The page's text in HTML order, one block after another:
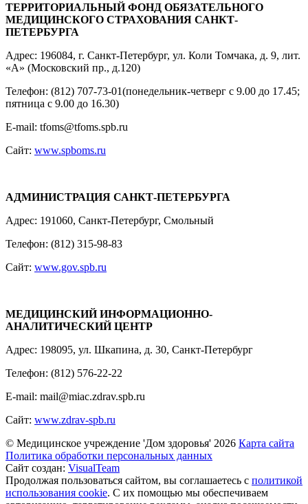
ТЕРРИТОРИАЛЬНЫЙ ФОНД ОБЯЗАТЕЛЬНОГО
МЕДИЦИНСКОГО СТРАХОВАНИЯ САНКТ-
ПЕТЕРБУРГА
Адрес: 196084, г. Санкт-Петербург, ул. Коли Томчака, д. 9, лит.
«А» (Московский пр., д.120)
Телефон: (812) 707-73-01(понедельник-четверг с 9.00 до 17.45;
пятница с 9.00 до 16.30)
E-mail: tfoms@tfoms.spb.ru
Сайт: www.spboms.ru
АДМИНИСТРАЦИЯ САНКТ-ПЕТЕРБУРГА
Адрес: 191060, Санкт-Петербург, Смольный
Телефон: (812) 315-98-83
Сайт: www.gov.spb.ru
МЕДИЦИНСКИЙ ИНФОРМАЦИОННО-
АНАЛИТИЧЕСКИЙ ЦЕНТР
Адрес: 198095, ул. Шкапина, д. 30, Санкт-Петербург
Телефон: (812) 576-22-22
E-mail: mail@miac.zdrav.spb.ru
Сайт: www.zdrav-spb.ru
© Медицинское учреждение 'Дом здоровья' 2026 Карта сайта
Политика обработки персональных данных
Сайт создан: VisualTeam
Продолжая пользоваться сайтом, вы соглашаетесь с политикой
использования cookie. С их помощью мы обеспечиваем